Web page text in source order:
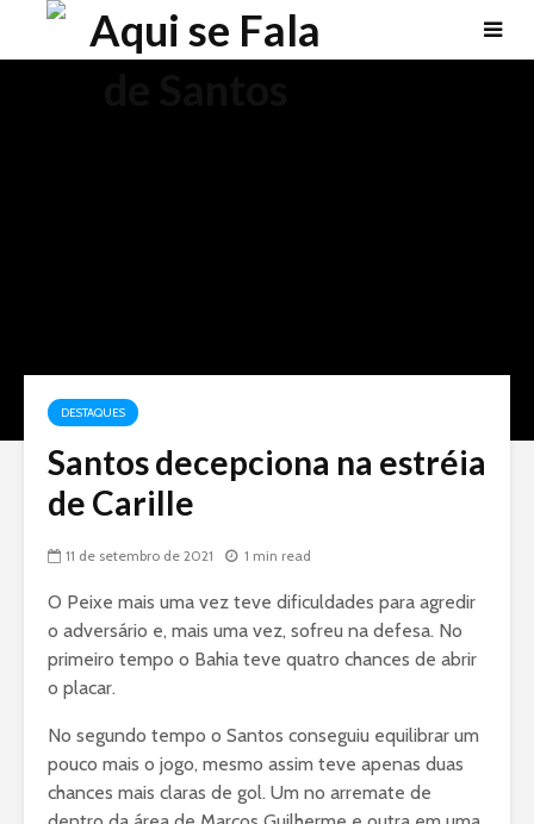
DESTAQUES
Santos decepciona na estréia
de Carille
11 de setembro de 2021 1 min read
O Peixe mais uma vez teve dificuldades para agredir
o adversário e, mais uma vez, sofreu na defesa. No
primeiro tempo o Bahia teve quatro chances de abrir
o placar.
No segundo tempo o Santos conseguiu equilibrar um
pouco mais o jogo, mesmo assim teve apenas duas
chances mais claras de gol. Um no arremate de